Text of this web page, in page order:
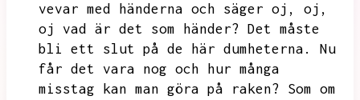
vevar med händerna och säger oj,
oj,
oj vad är det som händer? Det måste
bli ett slut på de här dumheterna.
Nu
får det vara nog och hur många
misstag kan man göra på raken?
Som om